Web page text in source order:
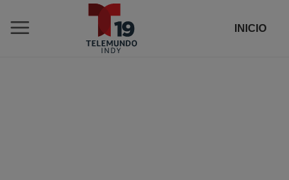
INICIO